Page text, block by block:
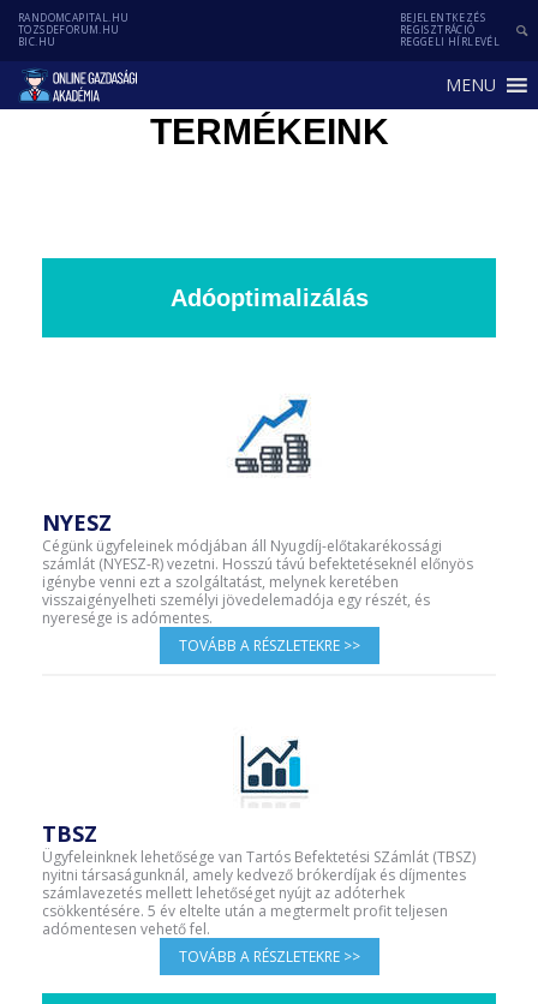
RANDOMCAPITAL.HU
TOZSDEFORUM.HU
BIC.HU
BEJELENTKEZÉS
REGISZTRÁCIÓ
REGGELI HÍRLEVÉL
MENU
TERMÉKEINK
Adóoptimalizálás
NYESZ
Cégünk ügyfeleinek módjában áll Nyugdíj-előtakarékossági
számlát (NYESZ-R) vezetni. Hosszú távú befektetéseknél előnyös
igénybe venni ezt a szolgáltatást, melynek keretében
visszaigényelheti személyi jövedelemadója egy részét, és
nyeresége is adómentes.
TOVÁBB A RÉSZLETEKRE >>
TBSZ
Ügyfeleinknek lehetősége van Tartós Befektetési SZámlát (TBSZ)
nyitni társaságunknál, amely kedvező brókerdíjak és díjmentes
számlavezetés mellett lehetőséget nyújt az adóterhek
csökkentésére. 5 év eltelte után a megtermelt profit teljesen
adómentesen vehető fel.
TOVÁBB A RÉSZLETEKRE >>